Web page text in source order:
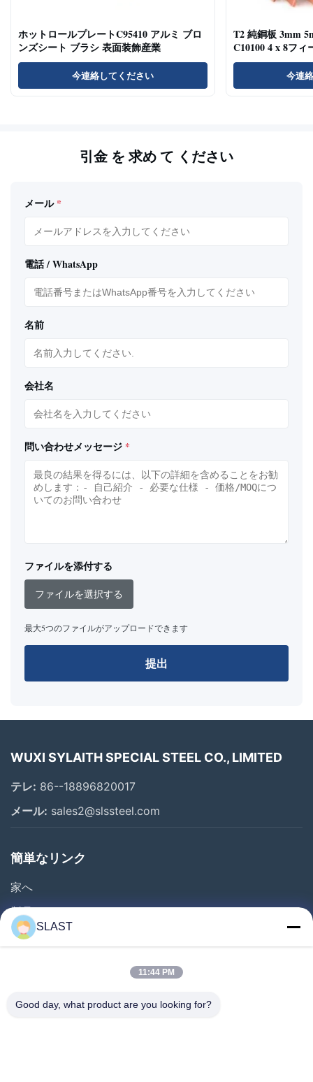
ホットロールプレートC95410 アルミ ブロ
ンズシート ブラシ 表面装飾産業
今連絡してください
T2 純銅板 3mm
C10100 4 x 8フィ
今連
引金 を 求め て ください
メール *
電話 / WhatsApp
名前
会社名
問い合わせメッセージ *
ファイルを添付する
ファイルを選択する
最大5つのファイルがアップロードできます
提出
WUXI SYLAITH SPECIAL STEEL CO., LIMITED
テレ: 86--18896820017
メール: sales2@slssteel.com
簡単なリンク
家へ
製品
ビデオ
品質管理
SLAST
11:44 PM
Good day, what product are you looking for?